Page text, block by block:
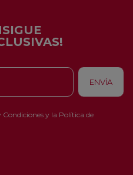
Condicionesy la Política de